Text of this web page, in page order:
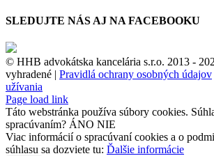
SLEDUJTE NÁS AJ NA FACEBOOKU
© HHB advokátska kancelária s.r.o. 2013 -
vyhradené | Pravidlá ochrany osobných údajov
užívania
Facebook
Page load link
Táto webstránka používa súbory cookies.
spracúvaním? ÁNO NIE
Viac informácií o spracúvaní cookies a o
súhlasu sa dozviete tu: Ďalšie informácie